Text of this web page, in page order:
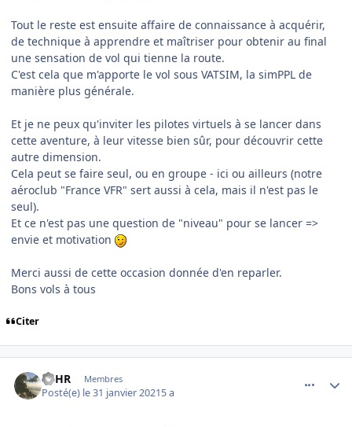
Tout le reste est ensuite affaire de connaissance à acquérir,
de technique à apprendre et maîtriser pour obtenir au final
une sensation de vol qui tienne la route.
C'est cela que m'apporte le vol sous VATSIM, la simPPL de
manière plus générale.
Et je ne peux qu'inviter les pilotes virtuels à se lancer dans
cette aventure, à leur vitesse bien sûr, pour découvrir cette
autre dimension.
Cela peut se faire seul, ou en groupe - ici ou ailleurs (notre
aéroclub "France VFR" sert aussi à cela, mais il n'est pas le
seul).
Et ce n'est pas une question de "niveau" pour se lancer =>
envie et motivation
Merci aussi de cette occasion donnée d'en reparler.
Bons vols à tous
Citer
SBHR Membres
Posté(e) le 31 janvier 20215 a